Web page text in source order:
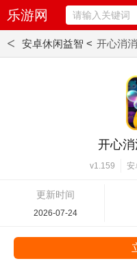
乐游网
< 安卓休闲益智 < 开心消
开心
v1.159 安
更新时间
2026-07-24